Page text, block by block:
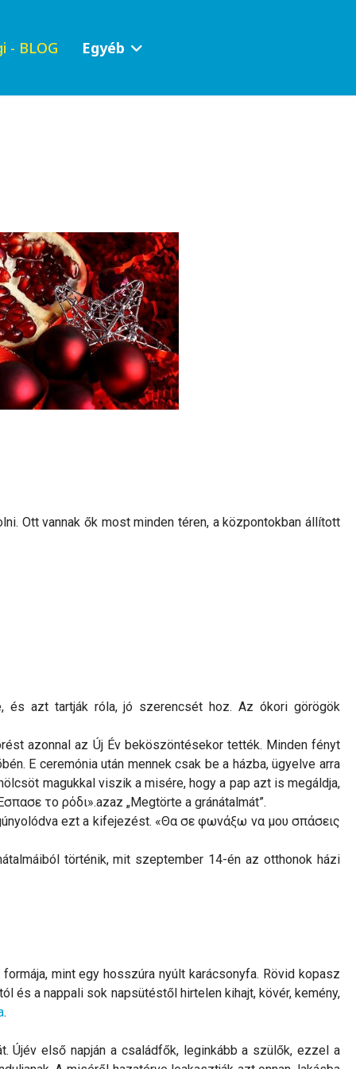
- BLOG Egyéb
Ott vannak ők most minden téren, a központokban állított
és azt tartják róla, jó szerencsét hoz. Az ókori görögök
azonnal az Új Év beköszöntésekor tették. Minden fényt
E ceremónia után mennek csak be a házba, ügyelve arra
magukkal viszik a misére, hogy a pap azt is megáldja,
το ρόδι».azaz „Megtörte a gránátalmát”.
ezt a kifejezést. «Θα σε φωνάξω να μου σπάσεις
történik, mit szeptember 14-én az otthonok házi
mint egy hosszúra nyúlt karácsonyfa. Rövid kopasz
és a nappali sok napsütéstől hirtelen kihajt, kövér, kemény,
.
Újév első napján a családfők, leginkább a szülők, ezzel a